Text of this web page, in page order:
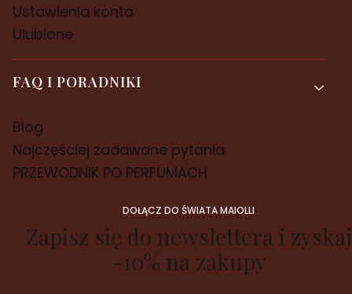
Ustawienia konta
Ulubione
FAQ I PORADNIKI
Blog
Najczęściej zadawane pytania
PRZEWODNIK PO PERFUMACH
DOŁĄCZ DO ŚWIATA MAIOLLI
Zapisz się do newslettera i zyskaj
-10% na zakupy